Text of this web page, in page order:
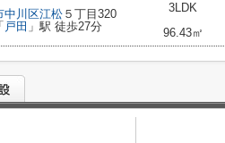
中川区江松 ５丁目320
「 戸田 」駅 徒歩27分
3LDK
96.43㎡